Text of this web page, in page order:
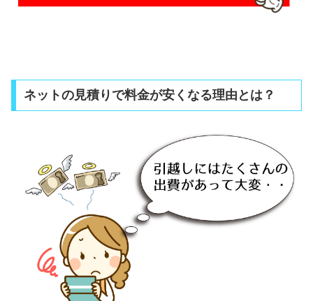
ネットの見積りで料金が安くなる理由とは？